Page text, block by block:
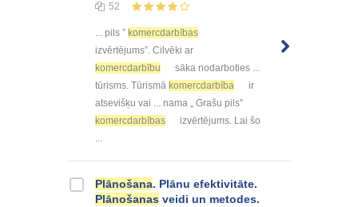
52
... pils ” komercdarbības
izvērtējums”. Cilvēki ar
komercdarbību
sāka nodarboties ...
tūrisms. Tūrismā komercdarbība
ir
atsevišķu vai ... nama „ Grašu pils”
komercdarbības
izvērtējums. Lai šo
...
Plānošana. Plānu efektivitāte.
Plānošanas veidi un metodes.